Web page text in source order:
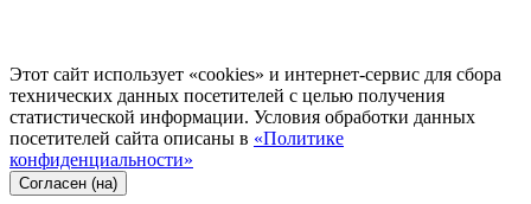
Этот сайт использует «cookies» и интернет-сервис для сбора
технических данных посетителей с целью получения
статистической информации. Условия обработки данных
посетителей сайта описаны в «Политике
конфиденциальности»
Согласен (на)